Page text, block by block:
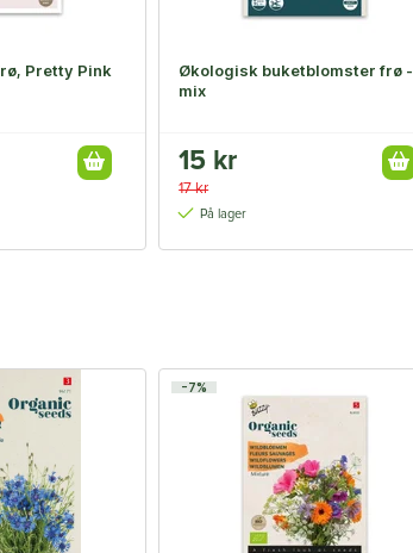
Pretty Pink
Økologisk buketblomster frø -
mix
15 kr
17 kr
På lager
-7%